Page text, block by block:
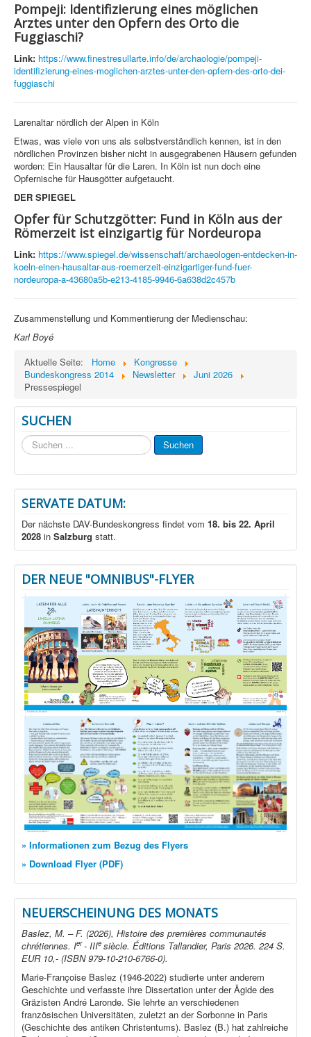
Pompeji: Identifizierung eines möglichen
Arztes unter den Opfern des Orto die
Fuggiaschi?
Link: https://www.finestresullarte.info/de/archaologie/pompeji-
identifizierung-eines-moglichen-arztes-unter-den-opfern-des-orto-dei-
fuggiaschi
Larenaltar nördlich der Alpen in Köln
Etwas, was viele von uns als selbstverständlich kennen, ist in den
nördlichen Provinzen bisher nicht in ausgegrabenen Häusern gefunden
worden: Ein Hausaltar für die Laren. In Köln ist nun doch eine
Opfernische für Hausgötter aufgetaucht.
DER SPIEGEL
Opfer für Schutzgötter: Fund in Köln aus der
Römerzeit ist einzigartig für Nordeuropa
Link: https://www.spiegel.de/wissenschaft/archaeologen-entdecken-in-
koeln-einen-hausaltar-aus-roemerzeit-einzigartiger-fund-fuer-
nordeuropa-a-43680a5b-e213-4185-9946-6a638d2c457b
Zusammenstellung und Kommentierung der Medienschau:
Karl Boyé
Aktuelle Seite:
Home
Kongresse
Bundeskongress 2014
Newsletter
Juni 2026
Pressespiegel
SUCHEN
Suchen
...
Suchen
SERVATE DATUM:
Der nächste DAV-Bundeskongress findet vom 18. bis 22. April
2028 in Salzburg statt.
DER NEUE "OMNIBUS"-FLYER
» Informationen zum Bezug des Flyers
» Download Flyer (PDF)
NEUERSCHEINUNG DES MONATS
Baslez, M. – F. (2026), Histoire des premières communautés
chrétiennes. Ier- IIIe siècle. Éditions Tallandier, Paris 2026. 224 S.
EUR 10,- (ISBN 979-10-210-6766-0).
Marie-Françoise Baslez (1946-2022) studierte unter anderem
Geschichte und verfasste ihre Dissertation unter der Ägide des
Gräzisten André Laronde. Sie lehrte an verschiedenen
französischen Universitäten, zuletzt an der Sorbonne in Paris
(Geschichte des antiken Christentums). Baslez (B.) hat zahlreiche